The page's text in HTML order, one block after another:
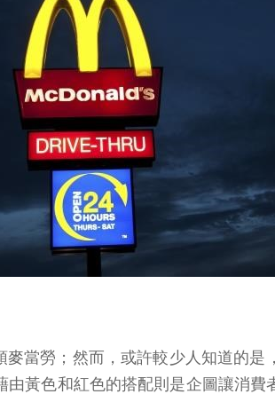
當勞；然而，或許較少人知道的
黃色和紅色的搭配則是企圖讓消